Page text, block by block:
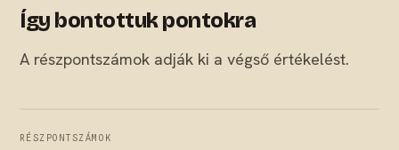
Így bontottuk pontokra
A részpontszámok adják ki a végső értékelést.
RÉSZPONTSZÁMOK